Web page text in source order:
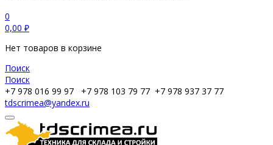
0
0,00 ₽
Нет товаров в корзине
Поиск
Поиск
+7 978 016 99 97
+7 978 103 79 77 +7 978 937 37 77
tdscrimea@yandex.ru